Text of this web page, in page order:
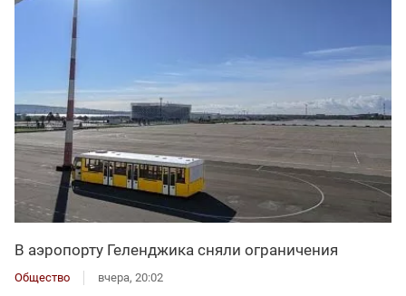
В аэропорту Геленджика сняли ограничения
Общество вчера, 20:02